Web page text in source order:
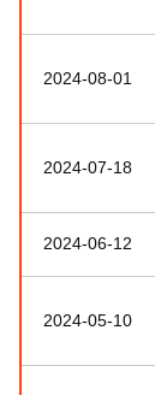
2024-08-01
2024-07-18
2024-06-12
2024-05-10